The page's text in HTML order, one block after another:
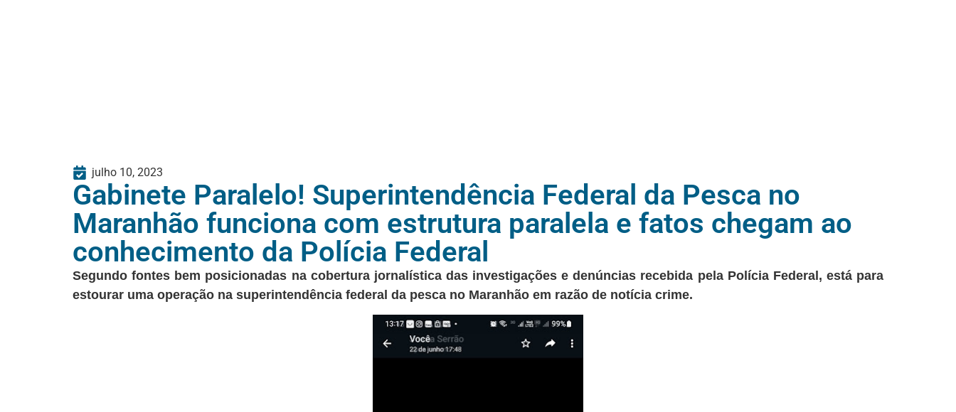
julho 10, 2023
Gabinete Paralelo! Superintendência Federal da Pesca no
Maranhão funciona com estrutura paralela e fatos chegam ao
conhecimento da Polícia Federal
Segundo fontes bem posicionadas na cobertura jornalística das investigações e denúncias recebida pela Polícia Federal, está para
estourar uma operação na superintendência federal da pesca no Maranhão em razão de notícia crime.